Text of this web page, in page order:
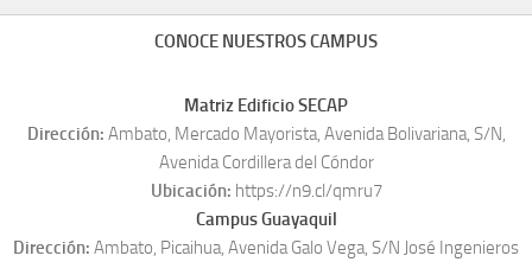
CONOCE NUESTROS CAMPUS
Matriz Edificio SECAP
Dirección: Ambato, Mercado Mayorista, Avenida Bolivariana, S/N,
Avenida Cordillera del Cóndor
Ubicación: https://n9.cl/qmru7
Campus Guayaquil
Dirección: Ambato, Picaihua, Avenida Galo Vega, S/N José Ingenieros